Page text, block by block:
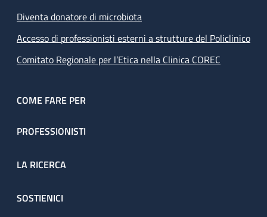
Diventa donatore di microbiota
Accesso di professionisti esterni a strutture del Policlinico
Comitato Regionale per l’Etica nella Clinica COREC
COME FARE PER
PROFESSIONISTI
LA RICERCA
SOSTIENICI